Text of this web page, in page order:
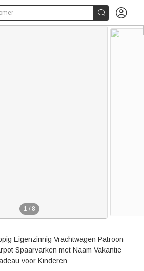
 
1 / 8
Eigenzinnig Vrachtwagen Patroon
Spaarvarken met Naam Vakantie
voor Kinderen